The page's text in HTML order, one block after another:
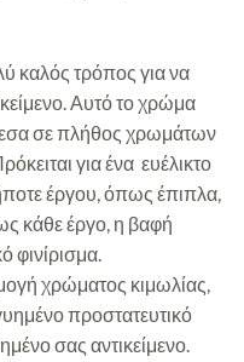
καλός τρόπος για να
Αυτό το χρώμα
σε πλήθος χρωμάτων
για ένα ευέλικτο
έργου, όπως έπιπλα,
κάθε έργο, η βαφή
φινίρισμα.
χρώματος κιμωλίας,
προστατευτικό
σας αντικείμενο.